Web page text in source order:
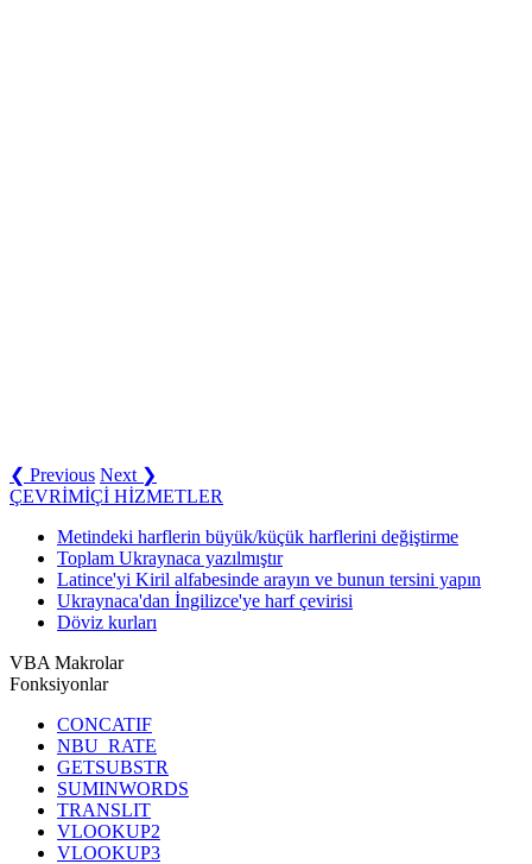
❮ Previous Next ❯
ÇEVRİMİÇİ HİZMETLER
Metindeki harflerin büyük/küçük harflerini değiştirme
Toplam Ukraynaca yazılmıştır
Latince'yi Kiril alfabesinde arayın ve bunun tersini yapın
Ukraynaca'dan İngilizce'ye harf çevirisi
Döviz kurları
VBA Makrolar
Fonksiyonlar
CONCATIF
NBU_RATE
GETSUBSTR
SUMINWORDS
TRANSLIT
VLOOKUP2
VLOOKUP3